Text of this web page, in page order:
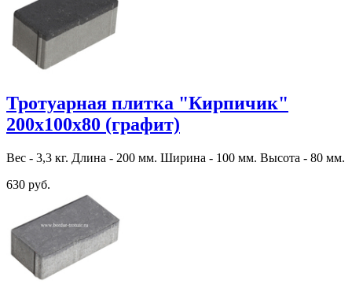
Тротуарная плитка "Кирпичик"
200х100х80 (графит)
Вес - 3,3 кг. Длина - 200 мм. Ширина - 100 мм. Высота - 80 мм.
630 руб.